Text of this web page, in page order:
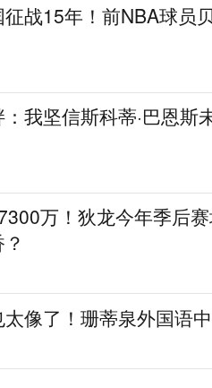
征战15年！前NBA球员
我坚信斯科蒂·巴恩斯
万！狄龙今年季后
太像了！珊蒂泉外国语